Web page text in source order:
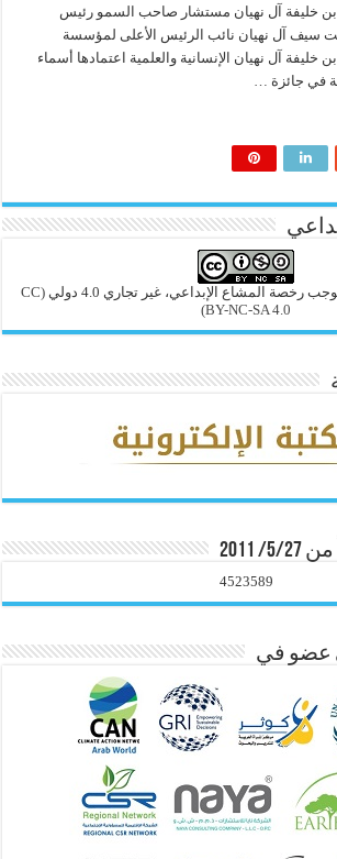
بن خليفة آل نهيان مستشار صاحب السمو رئيس
سيف آل نهيان نائب الرئيس الأعلى لمؤسسة
خليفة آل نهيان الإنسانية والعلمية اعتمادها أسماء
في جائزة …
المشاع الإبداعي، غير تجاري 4.0 دولي
(CC
BY-NC-SA 4.0)
2011
4523589
عضو في